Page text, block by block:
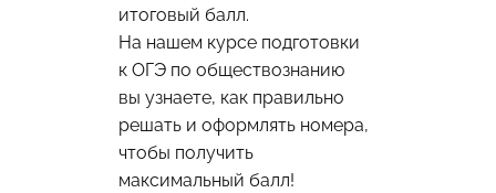
итоговый балл.
На нашем курсе подготовки
к ОГЭ по обществознанию
вы узнаете, как правильно
решать и оформлять номера,
чтобы получить
максимальный балл!